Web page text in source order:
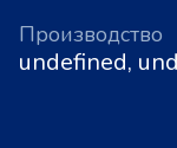
Производство
undefined,